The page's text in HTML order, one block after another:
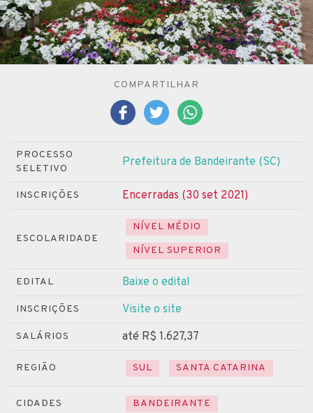
COMPARTILHAR
PROCESSO
SELETIVO
Prefeitura de Bandeirante (SC)
INSCRIÇÕES Encerradas (30 set 2021)
ESCOLARIDADE
NÍVEL MÉDIO
NÍVEL SUPERIOR
EDITAL Baixe o edital
INSCRIÇÕES Visite o site
SALÁRIOS até R$ 1.627,37
REGIÃO SUL SANTA CATARINA
CIDADES BANDEIRANTE